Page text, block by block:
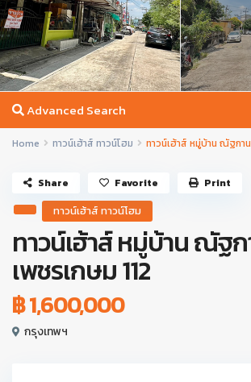
Advanced Search
Home ทาวน์เฮ้าส์ ทาวน์โฮม ทาวน์เฮ้าส์ หมู่บ้าน ณัฐกา
ทาวน์เฮ้าส์ ทาวน์โฮม
ทาวน์เฮ้าส์ หมู่บ้าน ณัฐ
เพชรเกษม 112
฿ 1,600,000
กรุงเทพฯ
Share Favorite Print